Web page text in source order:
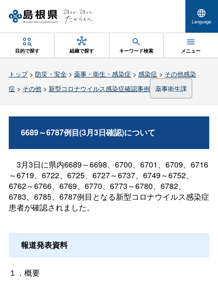
Language
目的で探す 組織で探す キーワード検索 メニュー
トップ> 防災・安全> 薬事・衛生・感染症 > 感染症 > その他感染
症 > その他> 新型コロナウイルス感染症確認事例 薬事衛生課
6689～6787例目(3月3日確認)について
3月3日に県内6689～6698、6700、6701、6709、6716
～6719、6722、6725、6727～6737、6749～6752、
6762～6766、6769、6770、6773～6780、6782、
6783、6785、6787例目となる新型コロナウイルス感染症
患者が確認されました。
報道発表資料
１．概要